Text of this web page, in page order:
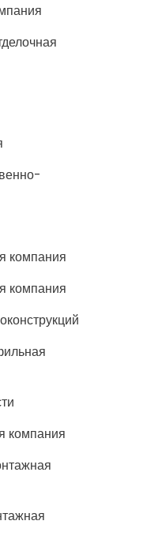
компания
компания
компания